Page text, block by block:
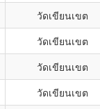
วัดเขียนเขต
วัดเขียนเขต
วัดเขียนเขต
วัดเขียนเขต